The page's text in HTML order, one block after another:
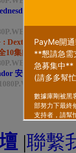
星期三 ] 第
及外
: Dexter
10集[本季終] [2025-
及外
安道爾] 第二季
類型 排序方式
|聯繫